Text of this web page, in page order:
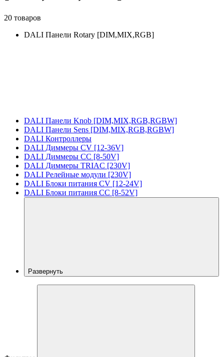
20 товаров
DALI Панели Rotary [DIM,MIX,RGB]
DALI Панели Knob [DIM,MIX,RGB,RGBW]
DALI Панели Sens [DIM,MIX,RGB,RGBW]
DALI Контроллеры
DALI Диммеры CV [12-36V]
DALI Диммеры CC [8-50V]
DALI Диммеры TRIAC [230V]
DALI Релейные модули [230V]
DALI Блоки питания CV [12-24V]
DALI Блоки питания CC [8-52V]
Развернуть